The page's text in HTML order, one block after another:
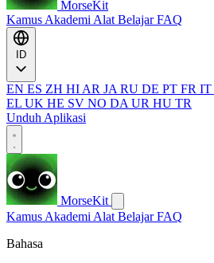
MorseKit
Kamus Akademi Alat BelajarFAQ
EN ES ZH HI AR JA RU DE PT FR IT
EL UK HE SV NO DA UR HU TR
Unduh Aplikasi
MorseKit
Kamus Akademi Alat BelajarFAQ
Bahasa